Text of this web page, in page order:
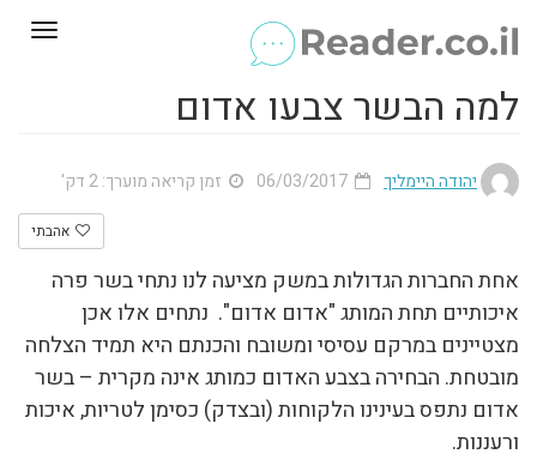
למה הבשר צבעו אדום
יהודה היימליך זמן קריאה מוערך: 2 דק'
אהבתי
אחת החברות הגדולות במשק מציעה לנו נתחי בשר פרה
איכותיים תחת המותג "אדום אדום". נתחים אלו אכן
מצטיינים במרקם עסיסי ומשובח והכנתם היא תמיד הצלחה
מובטחת. הבחירה בצבע האדום כמותג אינה מקרית – בשר
אדום נתפס בעינינו הלקוחות (ובצדק) כסימן לטריות, איכות
ורעננות.